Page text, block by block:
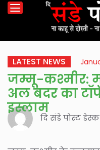
LATEST NEWS
जम्मू-कश्मीर:
अल बदर का
इस्लाम
दि संडे पोस्ट डेस्क